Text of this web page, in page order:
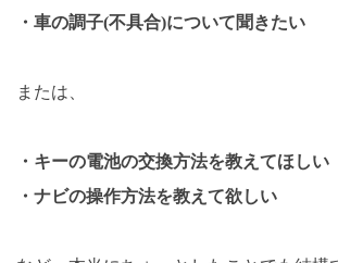
・車の調子(不具合)について聞きたい
または、
・キーの電池の交換方法を教えてほしい
・ナビの操作方法を教えて欲しい